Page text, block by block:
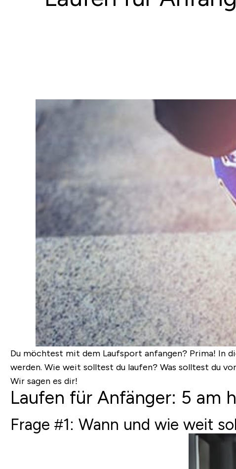
Du möchtest mit dem Laufsport anfangen? Prima! In
werden. Wie weit solltest du laufen? Was solltest du
Wir sagen es dir!
Laufen für Anfänger: 5 am
Frage #1: Wann und wie weit